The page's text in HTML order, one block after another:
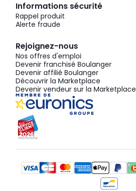
Informations sécurité
Rappel produit
Alerte fraude
Rejoignez-nous
Nos offres d'emploi
Devenir franchisé Boulanger
Devenir affilié Boulanger
Découvrir la Marketplace
Devenir vendeur sur la Marketplace